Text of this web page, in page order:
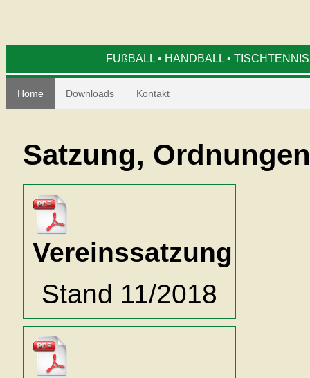
FUßBALL • HANDBALL •
Home Downloads Kontakt
Satzung, Ordnungen
Vereinssatzung
Stand 11/2018